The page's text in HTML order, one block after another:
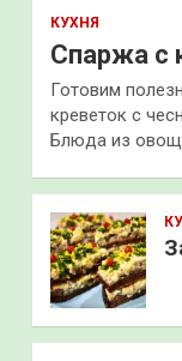
КУХНЯ
Спаржа с
Готовим
креветок с
Блюда из